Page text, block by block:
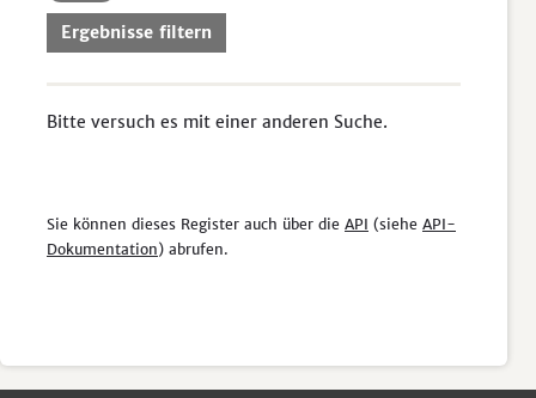
Ergebnisse filtern
Bitte versuch es mit einer anderen Suche.
Sie können dieses Register auch über die API (siehe API-
Dokumentation) abrufen.